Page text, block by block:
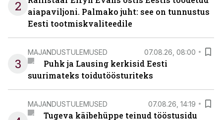
2
aiapaviljoni. Palmako juht: see on tunnustus
Eesti tootmiskvaliteedile
3
MAJANDUSTULEMUSED 07.08.26, 08:00
Puhk ja Lausing kerkisid Eesti
suurimateks toidutöösturiteks
MAJANDUSTULEMUSED 07.08.26, 14:19
Tugeva käibehüppe teinud tööstusidu